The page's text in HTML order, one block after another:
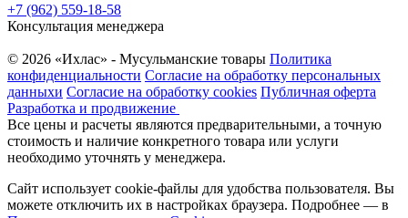
+7 (962) 559-18-58
Консультация менеджера
© 2026 «Ихлас» - Мусульманские товары Политика
конфиденциальности Согласие на обработку персональных
данныхи Согласие на обработку cookies Публичная оферта
Разработка и продвижение
Все цены и расчеты являются предварительными, а точную
стоимость и наличие конкретного товара или услуги
необходимо уточнять у менеджера.
Сайт использует cookie-файлы для удобства пользователя. Вы
можете отключить их в настройках браузера. Подробнее — в